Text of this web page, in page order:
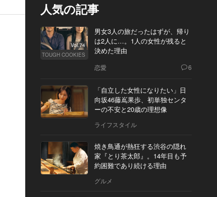
人気の記事
Vol.74
TOUGH COOKIES
男女3人の旅だったはずが、帰り
は2人に…。1人の女性が残ると
決めた理由
恋愛 6
「自立した女性になりたい」日
向坂46藤嶌果歩、初単独センタ
ーの不安と20歳の理想像
ライフスタイル
焼き鳥通が熱狂する渋谷の隠れ
家『とり茶太郎』。14年目も予
約困難であり続ける理由
グルメ